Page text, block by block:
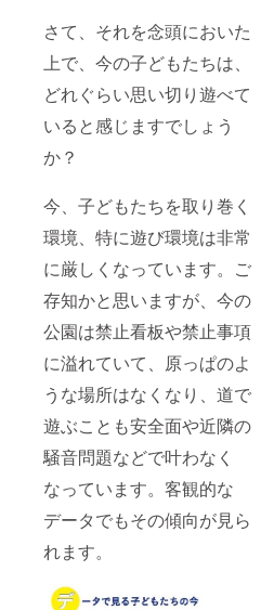
さて、それを念頭においた
上で、今の子どもたちは、
どれぐらい思い切り遊べて
いると感じますでしょう
か？
今、子どもたちを取り巻く
環境、特に遊び環境は非常
に厳しくなっています。ご
存知かと思いますが、今の
公園は禁止看板や禁止事項
に溢れていて、原っぱのよ
うな場所はなくなり、道で
遊ぶことも安全面や近隣の
騒音問題などで叶わなく
なっています。客観的な
データでもその傾向が見ら
れます。